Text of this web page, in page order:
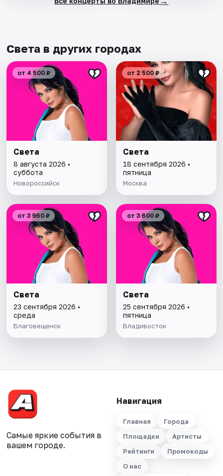
Света в других городах
от 4 500 ₽
Света
8 августа 2026 •
суббота
Новороссийск
от 2 500 ₽
Света
18 сентября 2026 •
пятница
Москва
от 3 960 ₽
Света
23 сентября 2026 •
среда
Благовещенск
от 3 600 ₽
Света
25 сентября 2026 •
пятница
Владивосток
Самые яркие события в
вашем городе.
Навигация
Главная
Города
Площадки
Артисты
Рейтинги
Промокоды
О нас